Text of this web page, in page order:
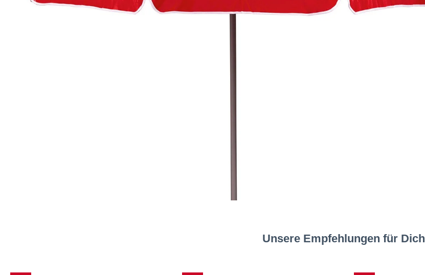
Unsere Empfehlungen für Dich